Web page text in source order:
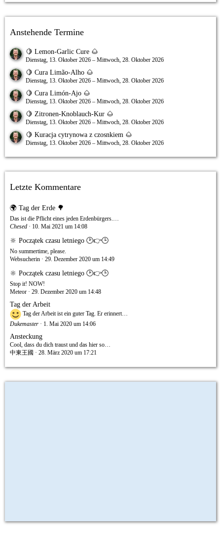
Anstehende Termine
🍋 Lemon-Garlic Cure 🌰
Dienstag, 13. Oktober 2026 – Mittwoch, 28. Oktober 2026
🍋 Cura Limão-Alho 🌰
Dienstag, 13. Oktober 2026 – Mittwoch, 28. Oktober 2026
🍋 Cura Limón-Ajo 🌰
Dienstag, 13. Oktober 2026 – Mittwoch, 28. Oktober 2026
🍋 Zitronen-Knoblauch-Kur 🌰
Dienstag, 13. Oktober 2026 – Mittwoch, 28. Oktober 2026
🍋 Kuracja cytrynowa z czosnkiem 🌰
Dienstag, 13. Oktober 2026 – Mittwoch, 28. Oktober 2026
Letzte Kommentare
🌍 Tag der Erde 🌳
Das ist die Pflicht eines jeden Erdenbürgers.…
Chesed
10. Mai 2021 um 14:08
🔆 Początek czasu letniego 🕑👉🕒
No summertime, please.
Websucherin
29. Dezember 2020 um 14:49
🔆 Początek czasu letniego 🕑👉🕒
Stop it! NOW!
Meteor
29. Dezember 2020 um 14:48
Tag der Arbeit
Tag der Arbeit ist ein guter Tag. Er erinnert…
Dukemaster
1. Mai 2020 um 14:06
Ansteckung
Cool, dass du dich traust und das hier so…
中東王國
28. März 2020 um 17:21